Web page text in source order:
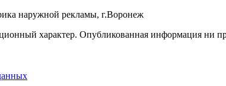
наружной рекламы, г.Воронеж
характер. Опубликованная информация ни